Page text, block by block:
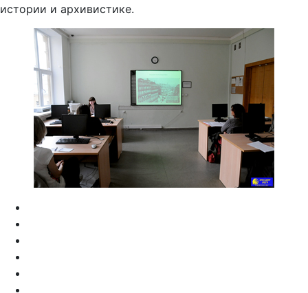
истории и архивистике.